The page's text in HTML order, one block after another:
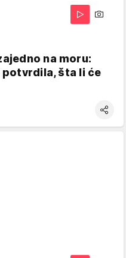
na moru:
potvrdila, šta li će